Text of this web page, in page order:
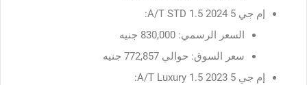
إم جي 5 2024 1.5 A/T STD:
السعر الرسمي: 830,000 جنيه
سعر السوق: حوالي 772,857 جنيه
إم جي 5 2023 1.5 A/T Luxury: